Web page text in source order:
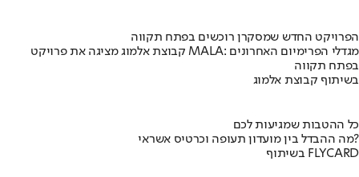
הפרויקט החדש שמסקרן רוכשים בפתח תקווה
קבוצת אלמוג מציגה את פרויקט MALA: מגדלי הפרימיום האחרונים
בפתח תקווה
בשיתוף קבוצת אלמוג
כל ההטבות שמגיעות לכם
מה ההבדל בין מועדון תעופה וכרטיס אשראי?
בשיתוף FLYCARD